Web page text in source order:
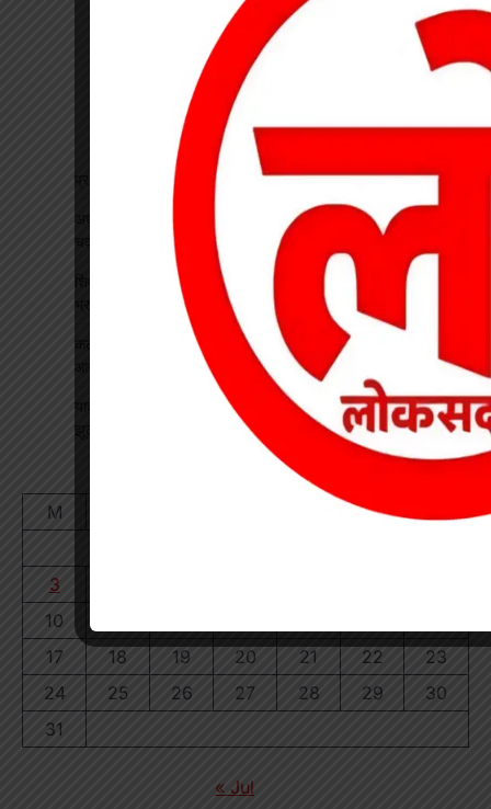
प्रधान पाठक पर हमला, स्कूल का चपरासी गिरफ्तार
अधीक्षिका को हटाने की मांग पर छात्राओं का फूटा गुस्सा, NH-130 पर
चक्काजाम से घंटों थमा यातायात
शिक्षक बने कलेक्टर: कक्षा में पढ़ाया भौतिकी, 100% रिजल्ट पर इसरो
भ्रमण का दिया तोहफा
कटघोरा थाना के आरक्षक प्रदीप राठौर एवं रामधन पटेल रिश्वतखोरी के
यादव समाज महिला संगठन ने जिला अध्यक्ष का किया भव्य स्वागत, सावन
August 2026
M
S
S
3
10
17
18 19 20 21 22
23
24
25 26 27 28 29
30
31
« Jul